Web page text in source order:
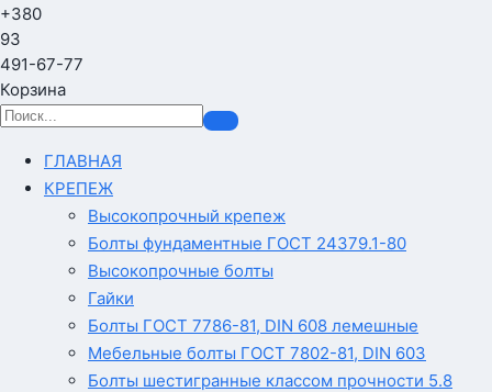
+380
93
491-67-77
Корзина
ГЛАВНАЯ
КРЕПЕЖ
Высокопрочный крепеж
Болты фундаментные ГОСТ 24379.1-80
Высокопрочные болты
Гайки
Болты ГОСТ 7786-81, DIN 608 лемешные
Мебельные болты ГОСТ 7802-81, DIN 603
Болты шестигранные классом прочности 5.8